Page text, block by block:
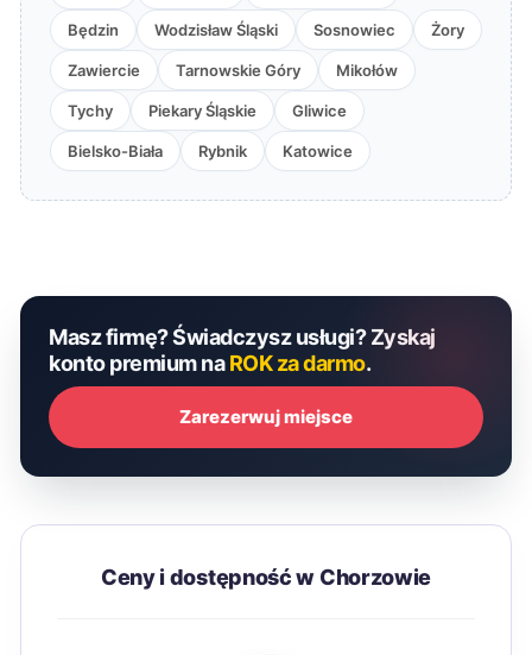
Będzin Wodzisław Śląski Sosnowiec Żory
Zawiercie Tarnowskie Góry Mikołów
Tychy Piekary Śląskie Gliwice
Bielsko-Biała Rybnik Katowice
Masz firmę? Świadczysz usługi? Zyskaj
konto premium naROK za darmo.
Zarezerwuj miejsce
Ceny i dostępność w Chorzowie